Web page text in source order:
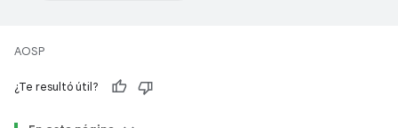
AOSP
¿Te resultó útil?